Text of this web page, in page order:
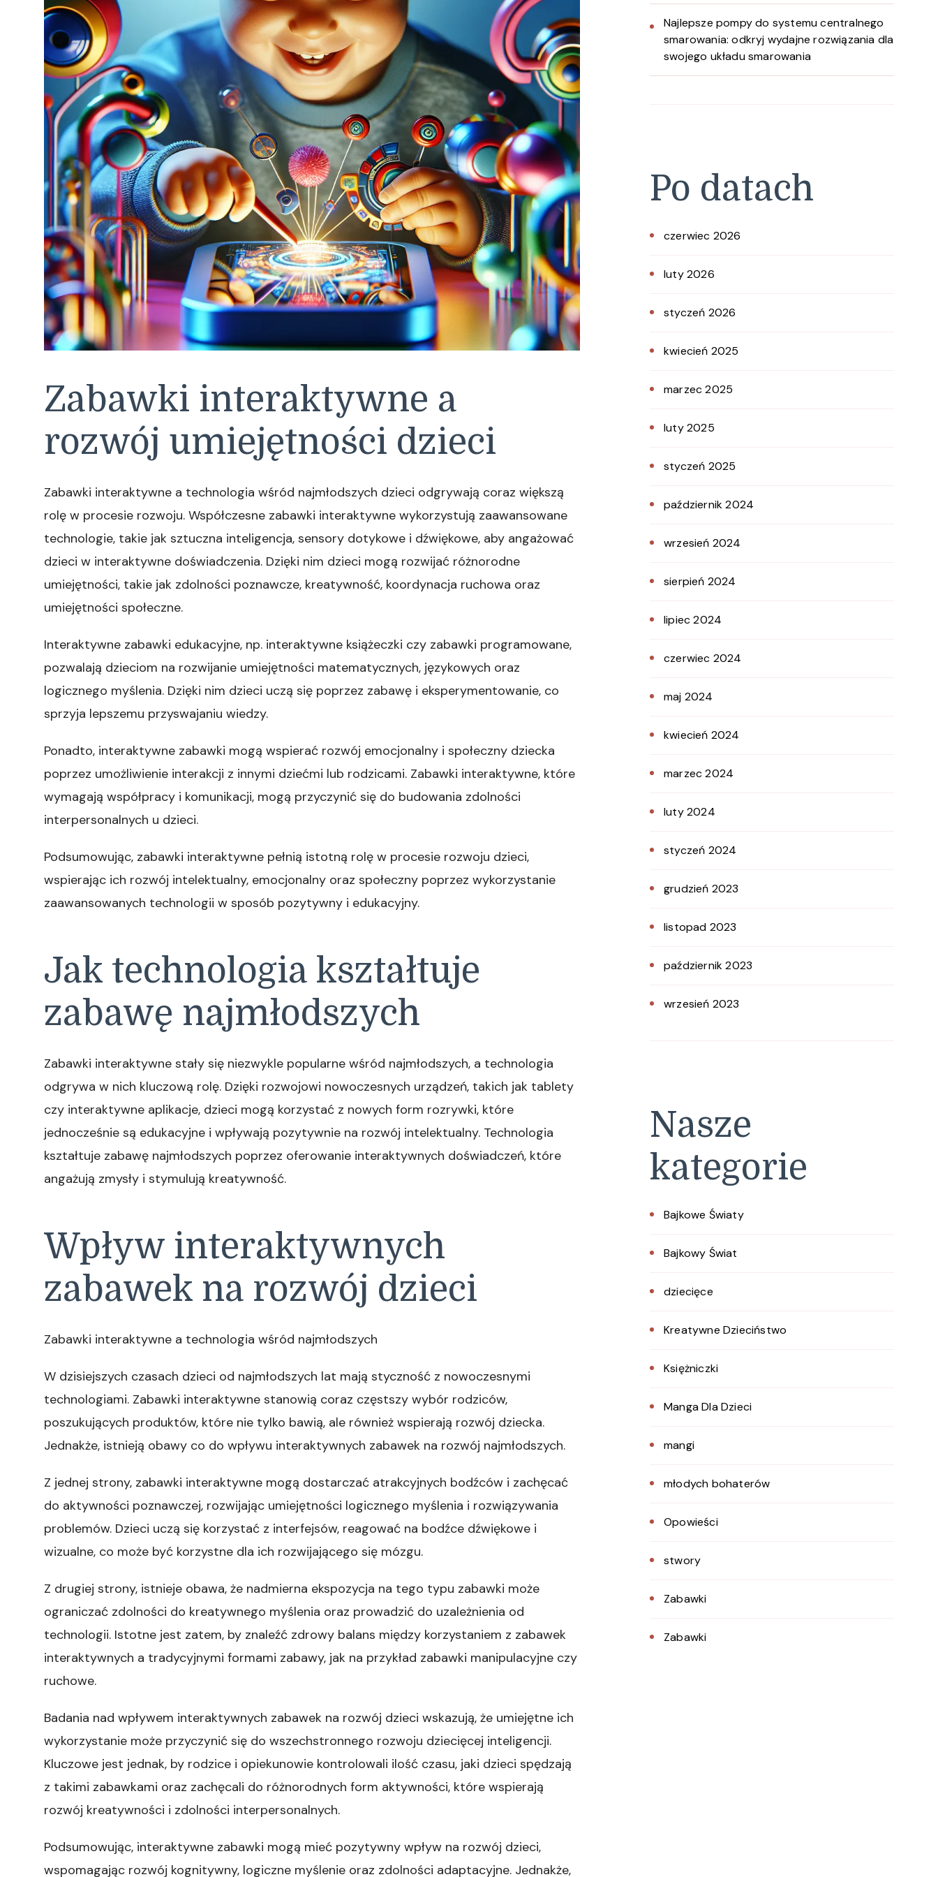
Zabawki interaktywne a
rozwój umiejętności dzieci
Zabawki interaktywne a technologia wśród najmłodszych dzieci odgrywają coraz większą
rolę w procesie rozwoju. Współczesne zabawki interaktywne wykorzystują zaawansowane
technologie, takie jak sztuczna inteligencja, sensory dotykowe i dźwiękowe, aby angażować
dzieci w interaktywne doświadczenia. Dzięki nim dzieci mogą rozwijać różnorodne
umiejętności, takie jak zdolności poznawcze, kreatywność, koordynacja ruchowa oraz
umiejętności społeczne.
Interaktywne zabawki edukacyjne, np. interaktywne książeczki czy zabawki programowane,
pozwalają dzieciom na rozwijanie umiejętności matematycznych, językowych oraz
logicznego myślenia. Dzięki nim dzieci uczą się poprzez zabawę i eksperymentowanie, co
sprzyja lepszemu przyswajaniu wiedzy.
Ponadto, interaktywne zabawki mogą wspierać rozwój emocjonalny i społeczny dziecka
poprzez umożliwienie interakcji z innymi dziećmi lub rodzicami. Zabawki interaktywne, które
wymagają współpracy i komunikacji, mogą przyczynić się do budowania zdolności
interpersonalnych u dzieci.
Podsumowując, zabawki interaktywne pełnią istotną rolę w procesie rozwoju dzieci,
wspierając ich rozwój intelektualny, emocjonalny oraz społeczny poprzez wykorzystanie
zaawansowanych technologii w sposób pozytywny i edukacyjny.
Jak technologia kształtuje
zabawę najmłodszych
Zabawki interaktywne stały się niezwykle popularne wśród najmłodszych, a technologia
odgrywa w nich kluczową rolę. Dzięki rozwojowi nowoczesnych urządzeń, takich jak tablety
czy interaktywne aplikacje, dzieci mogą korzystać z nowych form rozrywki, które
jednocześnie są edukacyjne i wpływają pozytywnie na rozwój intelektualny. Technologia
kształtuje zabawę najmłodszych poprzez oferowanie interaktywnych doświadczeń, które
angażują zmysły i stymulują kreatywność.
Wpływ interaktywnych
zabawek na rozwój dzieci
Zabawki interaktywne a technologia wśród najmłodszych
W dzisiejszych czasach dzieci od najmłodszych lat mają styczność z nowoczesnymi
technologiami. Zabawki interaktywne stanowią coraz częstszy wybór rodziców,
poszukujących produktów, które nie tylko bawią, ale również wspierają rozwój dziecka.
Jednakże, istnieją obawy co do wpływu interaktywnych zabawek na rozwój najmłodszych.
Z jednej strony, zabawki interaktywne mogą dostarczać atrakcyjnych bodźców i zachęcać
do aktywności poznawczej, rozwijając umiejętności logicznego myślenia i rozwiązywania
problemów. Dzieci uczą się korzystać z interfejsów, reagować na bodźce dźwiękowe i
wizualne, co może być korzystne dla ich rozwijającego się mózgu.
Z drugiej strony, istnieje obawa, że nadmierna ekspozycja na tego typu zabawki może
ograniczać zdolności do kreatywnego myślenia oraz prowadzić do uzależnienia od
technologii. Istotne jest zatem, by znaleźć zdrowy balans między korzystaniem z zabawek
interaktywnych a tradycyjnymi formami zabawy, jak na przykład zabawki manipulacyjne czy
ruchowe.
Badania nad wpływem interaktywnych zabawek na rozwój dzieci wskazują, że umiejętne ich
wykorzystanie może przyczynić się do wszechstronnego rozwoju dziecięcej inteligencji.
Kluczowe jest jednak, by rodzice i opiekunowie kontrolowali ilość czasu, jaki dzieci spędzają
z takimi zabawkami oraz zachęcali do różnorodnych form aktywności, które wspierają
rozwój kreatywności i zdolności interpersonalnych.
Podsumowując, interaktywne zabawki mogą mieć pozytywny wpływ na rozwój dzieci,
wspomagając rozwój kognitywny, logiczne myślenie oraz zdolności adaptacyjne. Jednakże,
Najlepsze pompy do systemu centralnego
smarowania: odkryj wydajne rozwiązania dla
swojego układu smarowania
Po datach
czerwiec 2026
luty 2026
styczeń 2026
kwiecień 2025
marzec 2025
luty 2025
styczeń 2025
październik 2024
wrzesień 2024
sierpień 2024
lipiec 2024
czerwiec 2024
maj 2024
kwiecień 2024
marzec 2024
luty 2024
styczeń 2024
grudzień 2023
listopad 2023
październik 2023
wrzesień 2023
Nasze
kategorie
Bajkowe Światy
Bajkowy Świat
dziecięce
Kreatywne Dzieciństwo
Księżniczki
Manga Dla Dzieci
mangi
młodych bohaterów
Opowieści
stwory
Zabawki
Zabawki